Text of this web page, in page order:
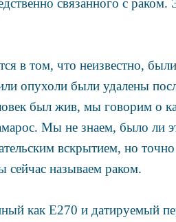
в том, что неизвестно,
опухоли были удалены
был жив, мы говорим о
Мы не знаем, было ли
вскрытием, но
сейчас называем раком.
как E270 и датируемый